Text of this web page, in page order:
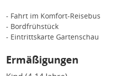
- Fahrt im Komfort-Reisebus
- Bordfrühstück
- Eintrittskarte Gartenschau
Ermäßigungen